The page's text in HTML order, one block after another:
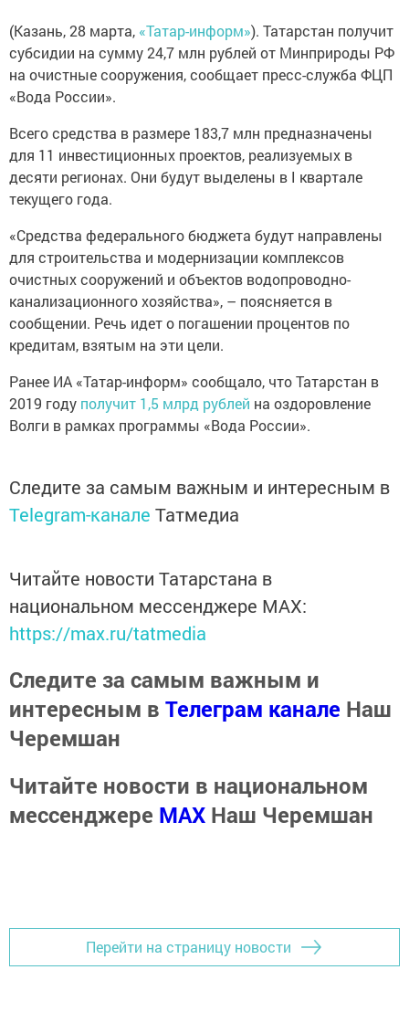
(Казань, 28 марта, «Татар-информ»). Татарстан получит
субсидии на сумму 24,7 млн рублей от Минприроды РФ
на очистные сооружения, сообщает пресс-служба ФЦП
«Вода России».
Всего средства в размере 183,7 млн предназначены
для 11 инвестиционных проектов, реализуемых в
десяти регионах. Они будут выделены в I квартале
текущего года.
«Средства федерального бюджета будут направлены
для строительства и модернизации комплексов
очистных сооружений и объектов водопроводно-
канализационного хозяйства», – поясняется в
сообщении. Речь идет о погашении процентов по
кредитам, взятым на эти цели.
Ранее ИА «Татар-информ» сообщало, что Татарстан в
2019 году получит 1,5 млрд рублей на оздоровление
Волги в рамках программы «Вода России».
Следите за самым важным и интересным в
Telegram-канале Татмедиа
Читайте новости Татарстана в
национальном мессенджере MАХ:
https://max.ru/tatmedia
Следите за самым важным и
интересным в Телеграм канале Наш
Черемшан
Читайте новости в национальном
мессенджере MАХ Наш Черемшан
Перейти на страницу новости